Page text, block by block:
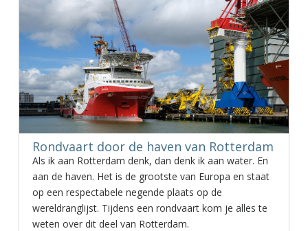
Rondvaart door de haven van Rotterdam
Als ik aan Rotterdam denk, dan denk ik aan water. En
aan de haven. Het is de grootste van Europa en staat
op een respectabele negende plaats op de
wereldranglijst. Tijdens een rondvaart kom je alles te
weten over dit deel van Rotterdam.